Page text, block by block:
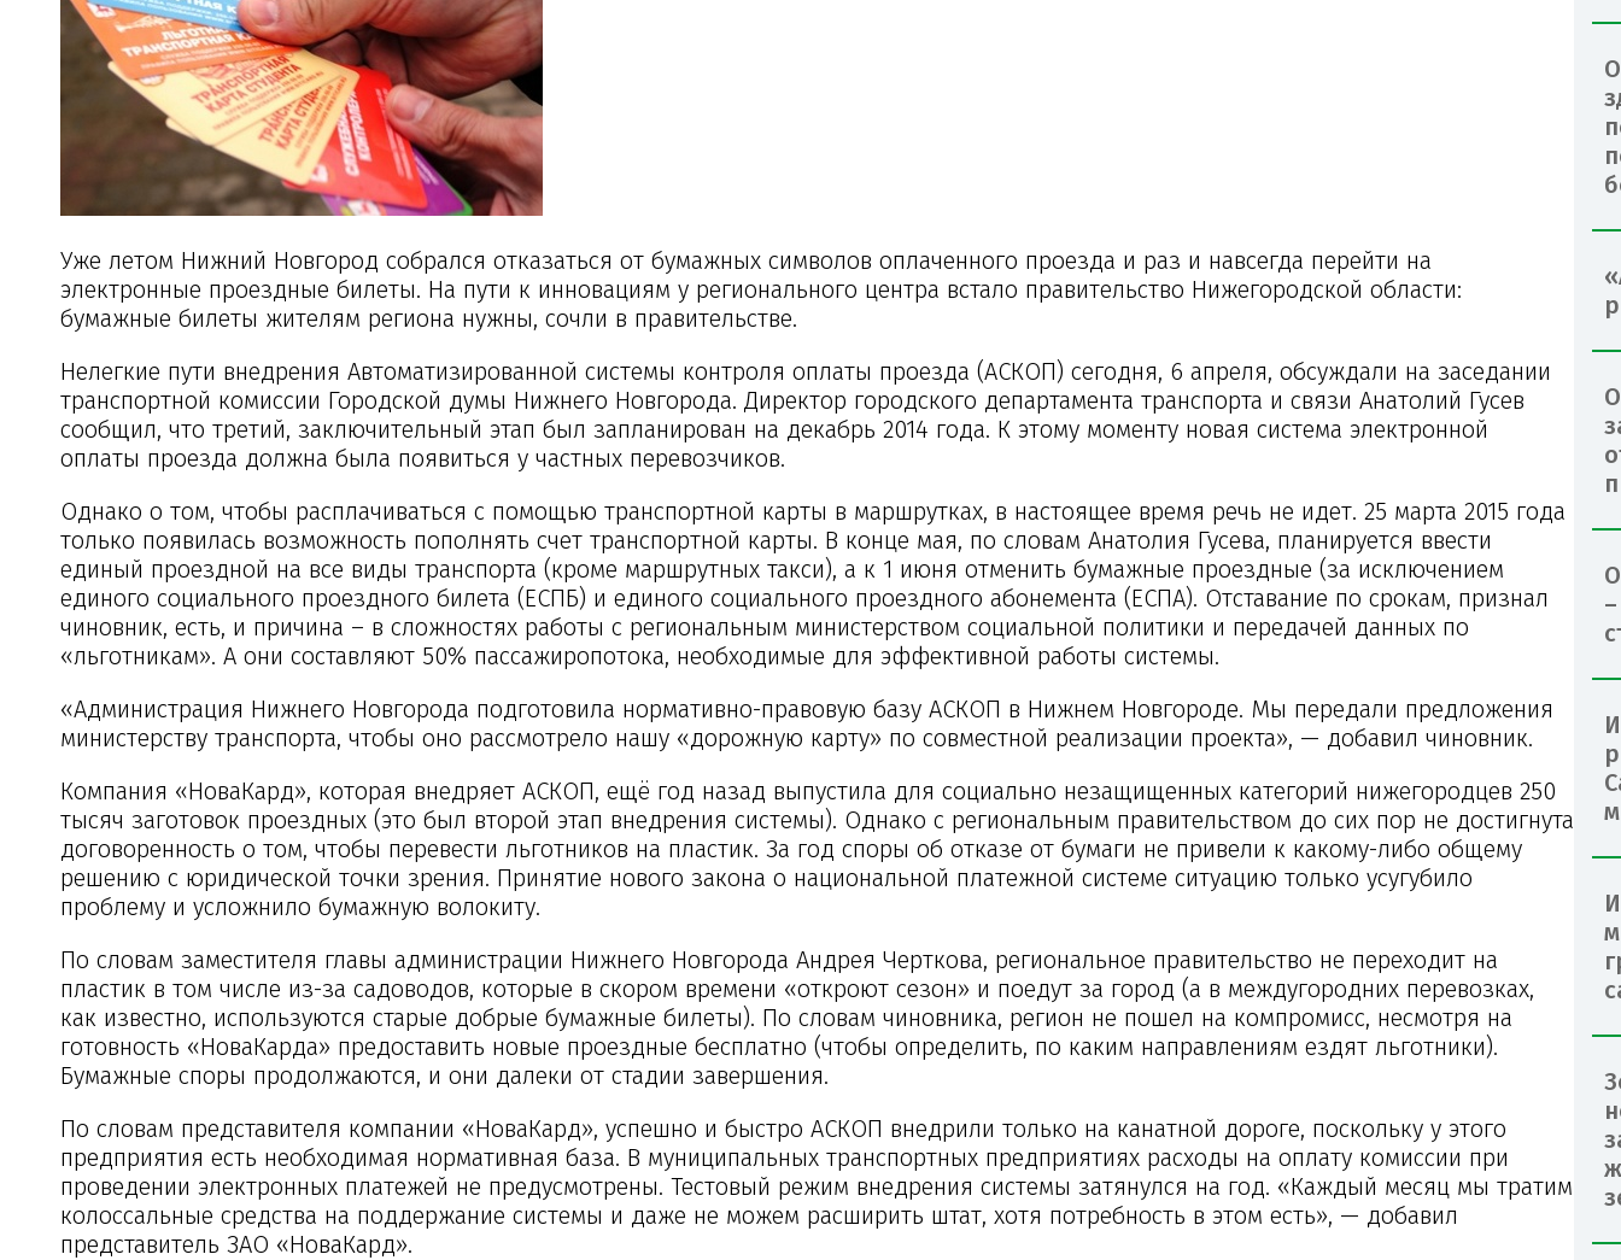
Уже летом Нижний Новгород собрался отказаться от бумажных символов оплаченного проезда и раз и навсегда перейти на
электронные проездные билеты. На пути к инновациям у регионального центра встало правительство Нижегородской области:
бумажные билеты жителям региона нужны, сочли в правительстве.
Нелегкие пути внедрения Автоматизированной системы контроля оплаты проезда (АСКОП) сегодня, 6 апреля, обсуждали на заседании
транспортной комиссии Городской думы Нижнего Новгорода. Директор городского департамента транспорта и связи Анатолий Гусев
сообщил, что третий, заключительный этап был запланирован на декабрь 2014 года. К этому моменту новая система электронной
оплаты проезда должна была появиться у частных перевозчиков.
Однако о том, чтобы расплачиваться с помощью транспортной карты в маршрутках, в настоящее время речь не идет. 25 марта 2015 года
только появилась возможность пополнять счет транспортной карты. В конце мая, по словам Анатолия Гусева, планируется ввести
единый проездной на все виды транспорта (кроме маршрутных такси), а к 1 июня отменить бумажные проездные (за исключением
единого социального проездного билета (ЕСПБ) и единого социального проездного абонемента (ЕСПА). Отставание по срокам, признал
чиновник, есть, и причина – в сложностях работы с региональным министерством социальной политики и передачей данных по
«льготникам». А они составляют 50% пассажиропотока, необходимые для эффективной работы системы.
«Администрация Нижнего Новгорода подготовила нормативно-правовую базу АСКОП в Нижнем Новгороде. Мы передали предложения
министерству транспорта, чтобы оно рассмотрело нашу «дорожную карту» по совместной реализации проекта», — добавил чиновник.
Компания «НоваКард», которая внедряет АСКОП, ещё год назад выпустила для социально незащищенных категорий нижегородцев 250
тысяч заготовок проездных (это был второй этап внедрения системы). Однако с региональным правительством до сих пор не достигнута
договоренность о том, чтобы перевести льготников на пластик. За год споры об отказе от бумаги не привели к какому-либо общему
решению с юридической точки зрения. Принятие нового закона о национальной платежной системе ситуацию только усугубило
проблему и усложнило бумажную волокиту.
По словам заместителя главы администрации Нижнего Новгорода Андрея Черткова, региональное правительство не переходит на
пластик в том числе из-за садоводов, которые в скором времени «откроют сезон» и поедут за город (а в междугородних перевозках,
как известно, используются старые добрые бумажные билеты). По словам чиновника, регион не пошел на компромисс, несмотря на
готовность «НоваКарда» предоставить новые проездные бесплатно (чтобы определить, по каким направлениям ездят льготники).
Бумажные споры продолжаются, и они далеки от стадии завершения.
По словам представителя компании «НоваКард», успешно и быстро АСКОП внедрили только на канатной дороге, поскольку у этого
предприятия есть необходимая нормативная база. В муниципальных транспортных предприятиях расходы на оплату комиссии при
проведении электронных платежей не предусмотрены. Тестовый режим внедрения системы затянулся на год. «Каждый месяц мы тратим
колоссальные средства на поддержание системы и даже не можем расширить штат, хотя потребность в этом есть», — добавил
представитель ЗАО «НоваКард».